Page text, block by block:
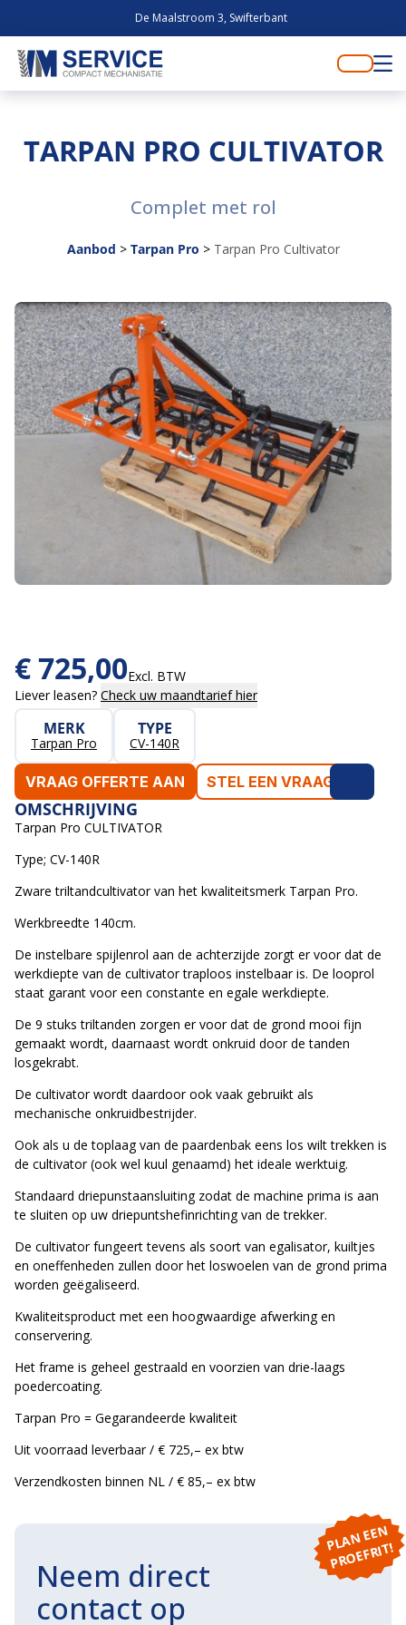
De Maalstroom 3, Swifterbant
TARPAN PRO CULTIVATOR
Complet met rol
Aanbod > Tarpan Pro > Tarpan Pro Cultivator
€725,00Excl. BTW
Liever leasen?
Check uw maandtarief hier
MERK
Tarpan Pro
TYPE
CV-140R
VRAAG OFFERTE AAN STEL EEN VRAAG
OMSCHRIJVING
Tarpan Pro CULTIVATOR
Type; CV-140R
Zware triltandcultivator van het kwaliteitsmerk Tarpan Pro.
Werkbreedte 140cm.
De instelbare spijlenrol aan de achterzijde zorgt er voor dat de
werkdiepte van de cultivator traploos instelbaar is. De looprol
staat garant voor een constante en egale werkdiepte.
De 9 stuks triltanden zorgen er voor dat de grond mooi fijn
gemaakt wordt, daarnaast wordt onkruid door de tanden
losgekrabt.
De cultivator wordt daardoor ook vaak gebruikt als
mechanische onkruidbestrijder.
Ook als u de toplaag van de paardenbak eens los wilt trekken is
de cultivator (ook wel kuul genaamd) het ideale werktuig.
Standaard driepunstaansluiting zodat de machine prima is aan
te sluiten op uw driepuntshefinrichting van de trekker.
De cultivator fungeert tevens als soort van egalisator, kuiltjes
en oneffenheden zullen door het loswoelen van de grond prima
worden geëgaliseerd.
Kwaliteitsproduct met een hoogwaardige afwerking en
conservering.
Het frame is geheel gestraald en voorzien van drie-laags
poedercoating.
Tarpan Pro = Gegarandeerde kwaliteit
Uit voorraad leverbaar / € 725,– ex btw
Verzendkosten binnen NL / € 85,– ex btw
P
L
A
N
E
E
N
P
R
O
E
F
RI
T!
Neem direct
contact op